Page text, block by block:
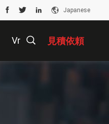
Japanese
Vr 見積依頼